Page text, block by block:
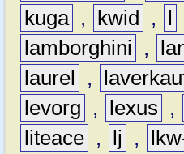
kuga , kwid , l
lamborghini
,
laurel
,
levorg
, lexus ,
liteace , lj ,